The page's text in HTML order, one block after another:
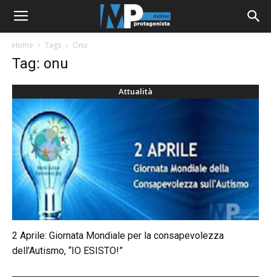
Home Tags Onu
Tag: onu
Attualità
2 Aprile: Giornata Mondiale per la consapevolezza
dell’Autismo, “IO ESISTO!”